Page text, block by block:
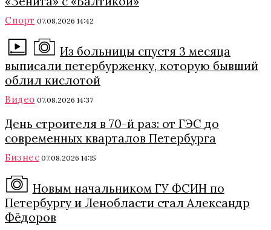
Спорт 07.08.2026 14:42
Из больницы спустя 3 месяца
выписали петербурженку, которую бывший
облил кислотой
Видео 07.08.2026 14:37
День строителя в 70-й раз: от ГЭС до
современных кварталов Петербурга
Бизнес 07.08.2026 14:15
Новым начальником ГУ ФСИН по
Петербургу и Ленобласти стал Александр
Фёдоров